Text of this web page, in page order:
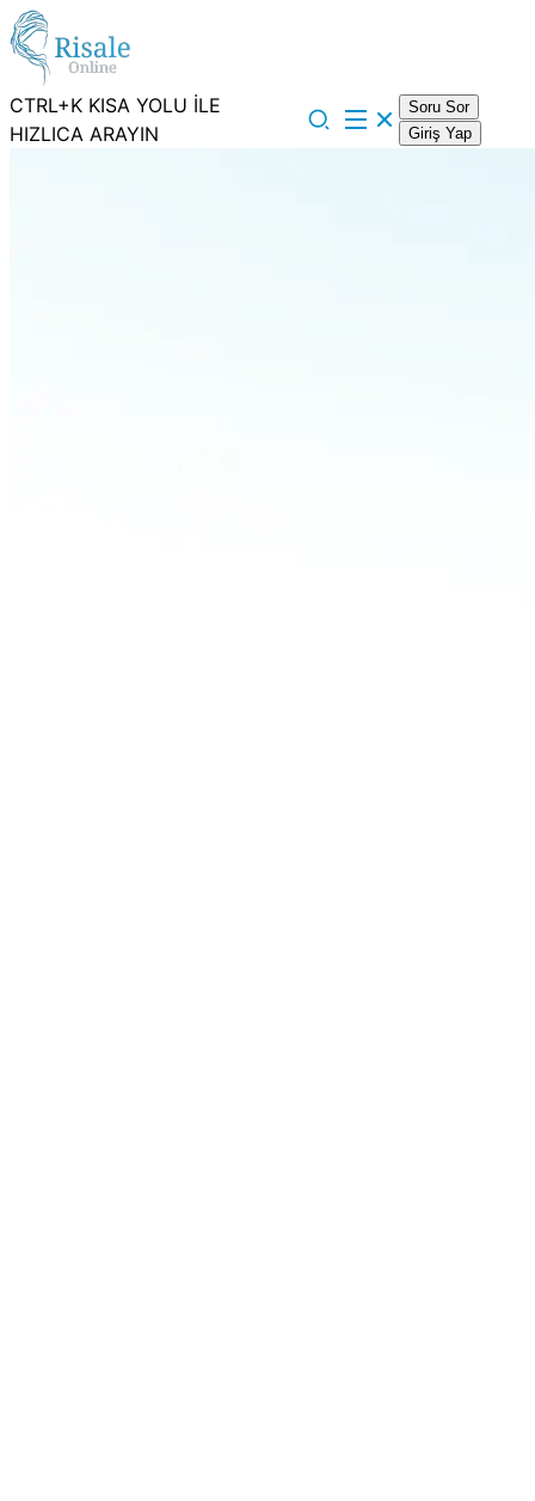
CTRL+K KISA YOLU İLE
HIZLICA ARAYIN
Soru Sor
Giriş Yap